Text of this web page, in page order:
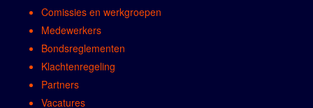
Comissies en werkgroepen
Medewerkers
Bondsreglementen
Klachtenregeling
Partners
Vacatures